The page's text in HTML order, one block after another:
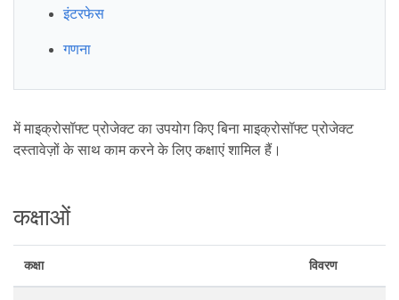
इंटरफेस
गणना
में माइक्रोसॉफ्ट प्रोजेक्ट का उपयोग किए बिना माइक्रोसॉफ्ट प्रोजेक्ट
दस्तावेज़ों के साथ काम करने के लिए कक्षाएं शामिल हैं।
कक्षाओं
कक्षा विवरण